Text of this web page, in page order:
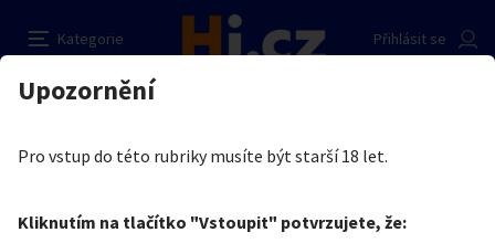
Kategorie
Přihlásit se
Auto-moto
Reality a bydlení Seznamka
Zvířata
Stroje a nářadí PC a elektro Sport a hobby
Erotika
Je nám líto, ale tenhle inzerát již není aktuální.
Ahoj nějaká slečna paní na sex mazlení?
Kupující
Pošlete uživateli zprávu
Nahlásit inzerát
Upozornění
Pro vstup do této rubriky musíte být starší 18 let.
Kliknutím na tlačítko "Vstoupit" potvrzujete, že: